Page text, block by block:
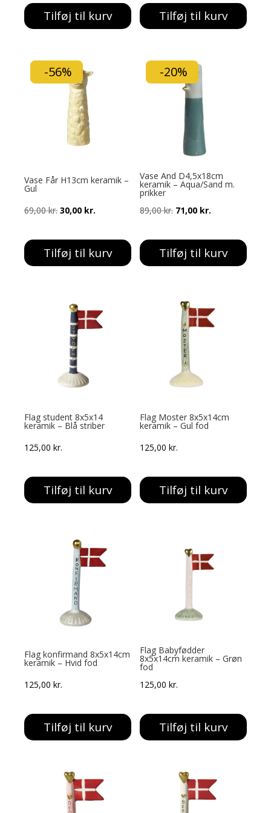
pris
var:
pris
er:
Tilføj til kurv
pris
var:
pris
er:
Tilføj til kurv
-56%
Vase Får H13cm keramik –
Gul
69,00kr.Den
pris
var:
30,00 kr.
pris
er:
Tilføj til kurv
-20%
Vase And D4,5x18cm
keramik – Aqua/Sand m.
prikker
89,00kr. Den
pris
var:
71,00 kr.
pris
er:
Tilføj til kurv
Flag student 8x5x14
keramik – Blå striber
125,00kr.
Tilføj til kurv
Flag Moster 8x5x14cm
keramik – Gul fod
125,00kr.
Tilføj til kurv
Flag konfirmand 8x5x14cm
keramik – Hvid fod
125,00kr.
Tilføj til kurv
Flag Babyfødder
8x5x14cm keramik – Grøn
fod
125,00kr.
Tilføj til kurv